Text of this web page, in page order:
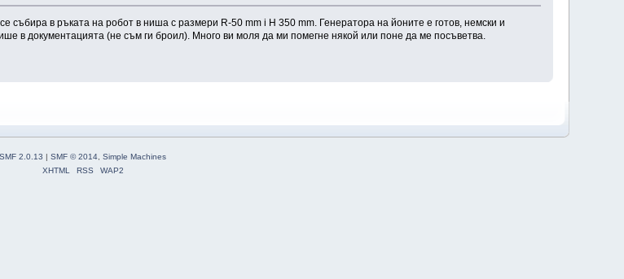
събира в ръката на робот в ниша с размери R-50 mm i H 350 mm. Генератора на йоните е готов, немски и
в документацията (не съм ги броил). Много ви моля да ми помегне някой или поне да ме посъветва.
SMF 2.0.13 | SMF © 2014 Simple Machines
XHTML
RSS WAP2